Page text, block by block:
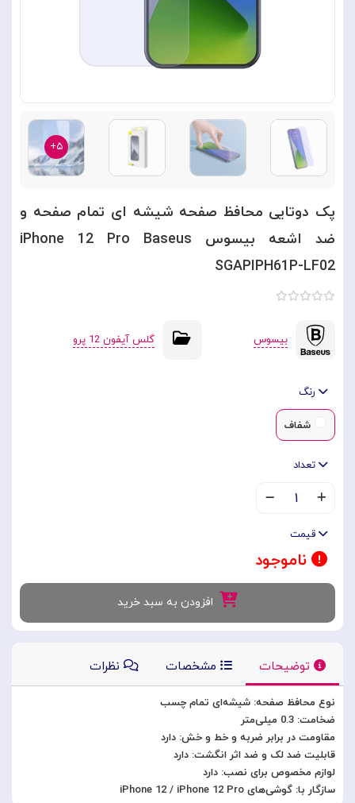
۵+
پک دوتایی محافظ صفحه شیشه ای تمام صفحه و
ضد اشعه بیسوس iPhone 12 Pro Baseus
SGAPIPH61P-LF02
بیسوس گلس آیفون 12 پرو
رنگ
شفاف
تعداد
۱
قیمت
ناموجود
افزودن به سبد خرید
توضیحات مشخصات نظرات
نوع محافظ صفحه: شیشه‌ای تمام چسب
ضخامت: 0.3 میلی‌متر
مقاومت در برابر ضربه و خط و خش: دارد
قابلیت ضد لک و ضد اثر انگشت: دارد
لوازم مخصوص برای نصب: دارد
سازگار با: گوشی‌های iPhone 12 / iPhone 12 Pro